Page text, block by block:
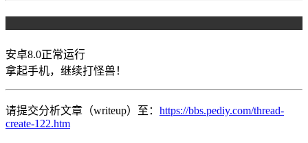
安卓8.0正常运行
拿起手机，继续打怪兽！
请提交分析文章（writeup）至： https://bbs.pediy.com/thread-
create-122.htm